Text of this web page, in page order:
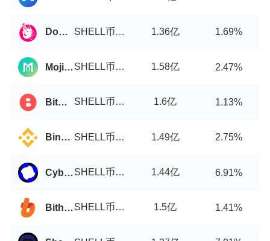
DogeSwap SHELL币/USDT 1.36亿 1.69%
MojitoSwap SHELL币/USDT 1.58亿 2.47%
BitStorage SHELL币/USDT 1.6亿 1.13%
Binance SHELL币/USDT 1.49亿 2.75%
Cyberperp SHELL币/USDT 1.44亿 6.91%
Bithumb SHELL币/USDT 1.5亿 1.41%